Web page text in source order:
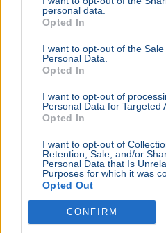
personal data.
Opted In
I want to opt-out of the
Personal Data.
Opted In
I want to opt-out of
Personal Data for Targeted
Opted In
I want to opt-out of
Retention, Sale, and/or
Personal Data that Is
Purposes for which it was
Opted Out
CONFIRM
Magyarország Egészségügy
Egy 80 éves, demenciával
közben Hatvan környékén, a
rendőrség eljárást indított.